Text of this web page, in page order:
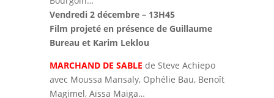
Vendredi 2 décembre – 13H45
Film projeté en présence de Guillaume
Bureau et Karim Leklou
MARCHAND DE SABLE de Steve Achiepo
avec Moussa Mansaly, Ophélie Bau, Benoît
Magimel, Aïssa Maïga…